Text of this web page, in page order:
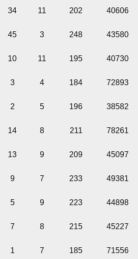
34 11 202 40606
45 3 248 43580
10 11 195 40730
3 4 184 72893
2 5 196 38582
14 8 211 78261
13 9 209 45097
9 7 233 49381
5 9 223 44898
7 8 215 45227
1 7 185 71556